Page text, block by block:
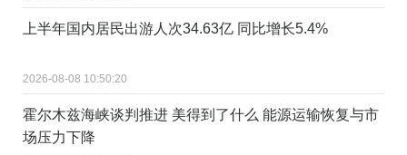
上半年国内居民出游人次34.63亿 同比增长5.4%
2026-08-08 10:50:20
霍尔木兹海峡谈判推进 美得到了什么 能源运输恢复与市
场压力下降